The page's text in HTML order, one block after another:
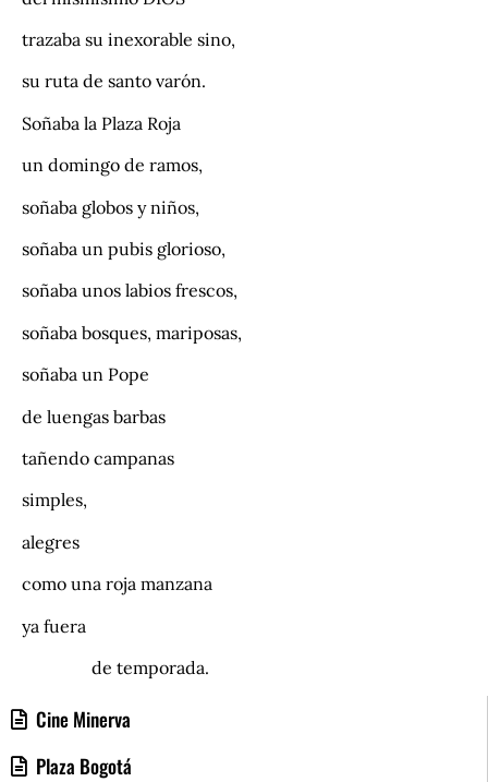
Cine Minerva
Plaza Bogotá
trazaba su inexorable sino,
su ruta de santo varón.
Soñaba la Plaza Roja
un domingo de ramos,
soñaba globos y niños,
soñaba un pubis glorioso,
soñaba unos labios frescos,
soñaba bosques, mariposas,
soñaba un Pope
de luengas barbas
tañendo campanas
simples,
alegres
como una roja manzana
ya fuera
de temporada.